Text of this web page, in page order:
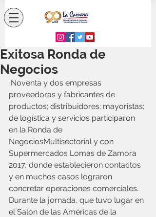
Exitosa Ronda de
Negocios
proveedoras y fabricantes de
productos; distribuidores; mayoristas;
de logística y servicios participaron
en la Ronda de
NegociosMultisectorial y con
Supermercados Lomas de Zamora
2017, donde establecieron contactos
y en muchos casos lograron
concretar operaciones comerciales.
Durante la jornada, que tuvo lugar en
el Salón de las Américas de la